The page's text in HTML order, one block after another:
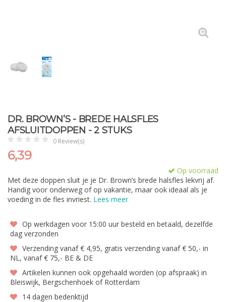
DR. BROWN’S - BREDE HALSFLES
AFSLUITDOPPEN - 2 STUKS
0 Review(s)
6,39
Op voorraad
Met deze doppen sluit je je Dr. Brown’s brede halsfles lekvrij af.
Handig voor onderweg of op vakantie, maar ook ideaal als je
voeding in de fles invriest. Lees meer
Op werkdagen voor 15:00 uur besteld en betaald, dezelfde
dag verzonden
Verzending vanaf € 4,95, gratis verzending vanaf € 50,- in
NL, vanaf € 75,- BE & DE
Artikelen kunnen ook opgehaald worden (op afspraak) in
Bleiswijk, Bergschenhoek of Rotterdam
14 dagen bedenktijd